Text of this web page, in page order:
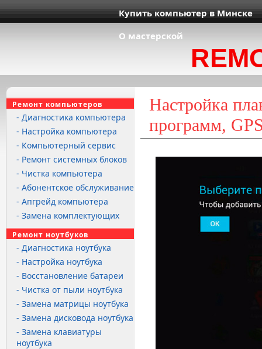
Купить компьютер в Минске
О мастерской
Ремонт компьютеров
- Диагностика компьютера
- Настройка компьютера
- Компьютерный сервис
- Ремонт системных блоков
- Чистка компьютера
- Абонентское обслуживание
- Апгрейд компьютера
- Замена комплектующих
Ремонт ноутбуков
- Диагностика ноутбука
- Настройка ноутбука
- Восстановление батареи
- Чистка от пыли ноутбука
- Замена матрицы ноутбука
- Замена дисковода ноутбука
- Замена клавиатуры
ноутбука
Настройка
программ,